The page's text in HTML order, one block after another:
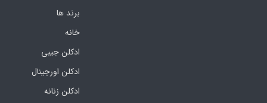
برند ها
خانه
ادکلن جیبی
ادکلن اورجینال
ادکلن زنانه